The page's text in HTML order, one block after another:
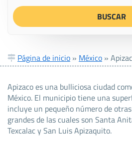
Página de inicio » México »
Apizaco es una bulliciosa ciudad
México. El municipio tiene una
incluye un pequeño número de
grandes de las cuales son Santa
Texcalac y San Luis Apizaquito.